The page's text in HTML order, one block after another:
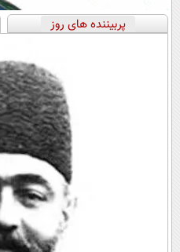
پربیننده های روز